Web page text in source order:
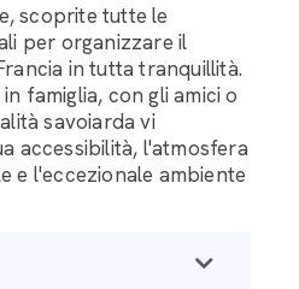
scoprite tutte le
per organizzare il
in tutta tranquillità.
in famiglia, con gli amici o
savoiarda vi
accessibilità, l'atmosfera
e l'eccezionale ambiente